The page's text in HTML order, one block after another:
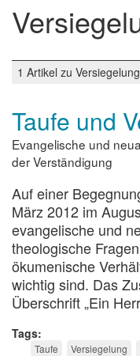
1 Artikel zu
Taufe und
Evangelische und
der Verständigung
Auf einer
März 2012 im
evangelische und
theologische
ökumenische
wichtig sind. Das
Überschrift „Ein
Tags
Taufe Versiegelung